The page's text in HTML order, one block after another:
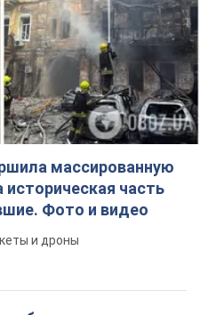
и дроны
из бюджета на аренду
кто из
средства и где
гарантия и кто ею
два соседних
двое